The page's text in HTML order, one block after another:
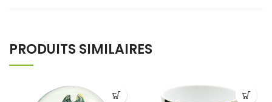
PRODUITS SIMILAIRES